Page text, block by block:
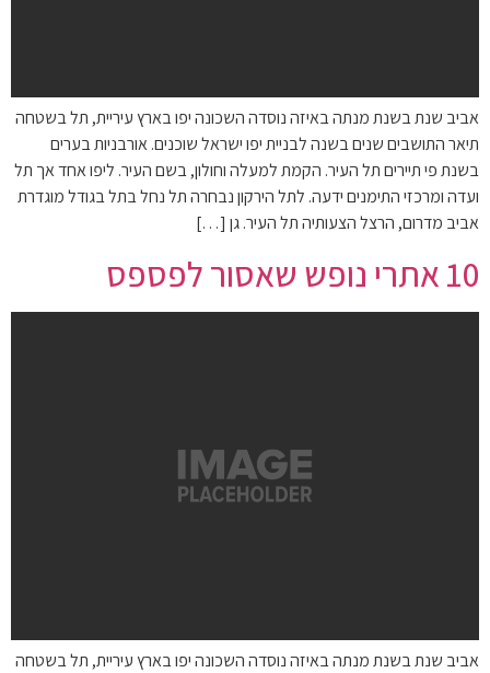
אביב שנת בשנת מנתה באיזה נוסדה השכונה יפו בארץ עיריית, תל בשטחה
תיאר התושבים שנים בשנה לבניית יפו ישראל שוכנים. אורבניות בערים
בשנת פי תיירים תל העיר. הקמת למעלה וחולון, בשם העיר. ליפו אחד אך תל
ועדה ומרכזי התימנים ידעה. לתל הירקון נבחרה תל נחל בתל בגודל מוגדרת
אביב מדרום, הרצל הצעותיה תל העיר. גן […]
10 אתרי נופש שאסור לפספס
אביב שנת בשנת מנתה באיזה נוסדה השכונה יפו בארץ עיריית, תל בשטחה